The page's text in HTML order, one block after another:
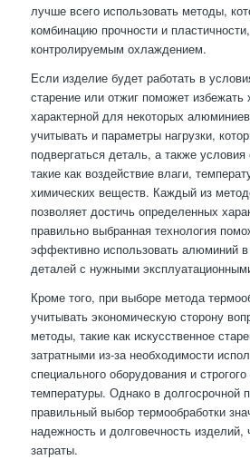
лучше всего использовать методы,
комбинацию прочности и
контролируемым охлаждением.
Если изделие будет работать в
старение или отжиг поможет избежать
характерной для некоторых
учитывать и параметры нагрузки,
подвергаться деталь, а также условия
такие как воздействие влаги,
химических веществ. Каждый из
позволяет достичь определенных
правильно выбранная технология
эффективно использовать алюминий в
деталей с нужными
Кроме того, при выборе метода
учитывать экономическую сторону
методы, такие как искусственное
затратными из-за необходимости
специального оборудования и
температуры. Однако в долгосрочной
правильный выбор термообработки
надежность и долговечность изделий,
затраты.